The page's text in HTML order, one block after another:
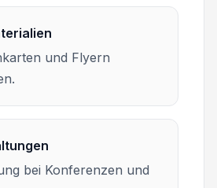
und Flyern
bei Konferenzen und